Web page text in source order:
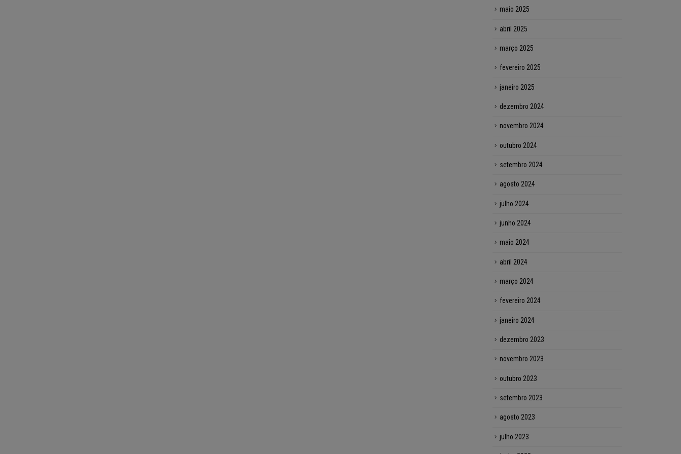
maio 2025
abril 2025
março 2025
fevereiro 2025
janeiro 2025
dezembro 2024
novembro 2024
outubro 2024
setembro 2024
agosto 2024
julho 2024
junho 2024
maio 2024
abril 2024
março 2024
fevereiro 2024
janeiro 2024
dezembro 2023
novembro 2023
outubro 2023
setembro 2023
agosto 2023
julho 2023